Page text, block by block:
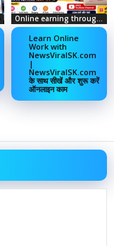
Online earning through social media
Learn Online
Work with
NewsViralSK.com
|
NewsViralSK.com
के साथ सीखें और शुरू करें
ऑनलाइन काम